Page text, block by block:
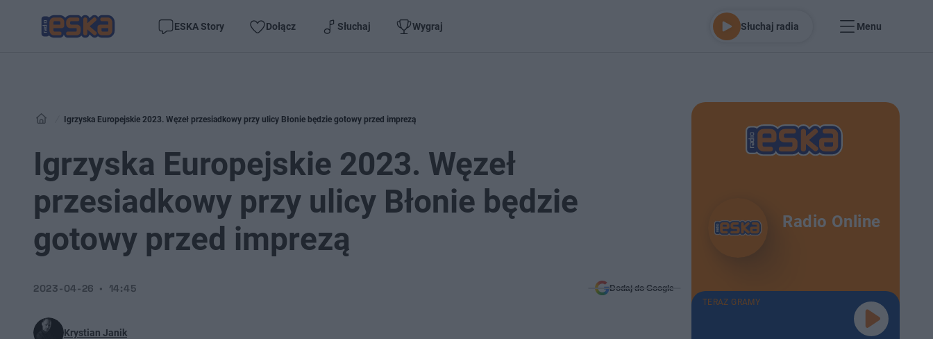
ESKA Story Dołącz Słuchaj Wygraj Słuchaj radia Menu
Igrzyska Europejskie 2023. Węzeł przesiadkowy przy ulicy Błonie będzie gotowy przed imprezą
Igrzyska Europejskie 2023. Węzeł
przesiadkowy przy ulicy Błonie będzie
gotowy przed imprezą
Krystian Janik
2023-04-26 14:45 Dodaj do Google
Radio Online
TERAZ GRAMY